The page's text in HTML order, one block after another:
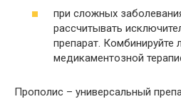
при сложных
рассчитывать
препарат. Комбинируйте
медикаментозной
Прополис – универсальный